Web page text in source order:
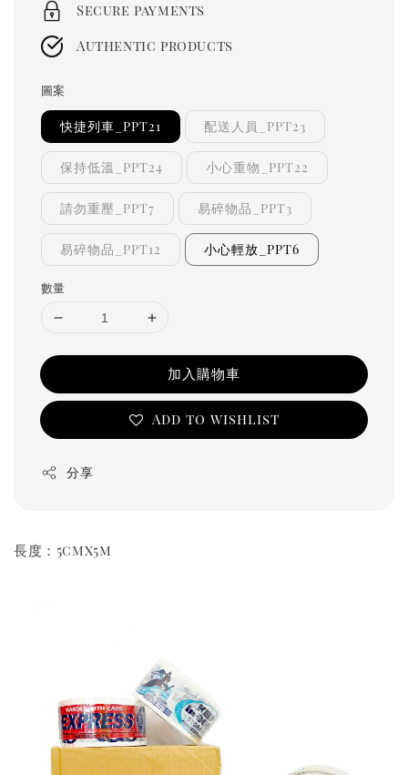
Secure payments
Authentic products
圖案
快捷列車_PPT21 配送人員_PPT23
保持低溫_PPT24 小心重物_PPT22
請勿重壓_PPT7 易碎物品_PPT3
易碎物品_PPT12 小心輕放_PPT6
數量
加入購物車
Add to wishlist
分享
長度：5cmx5m